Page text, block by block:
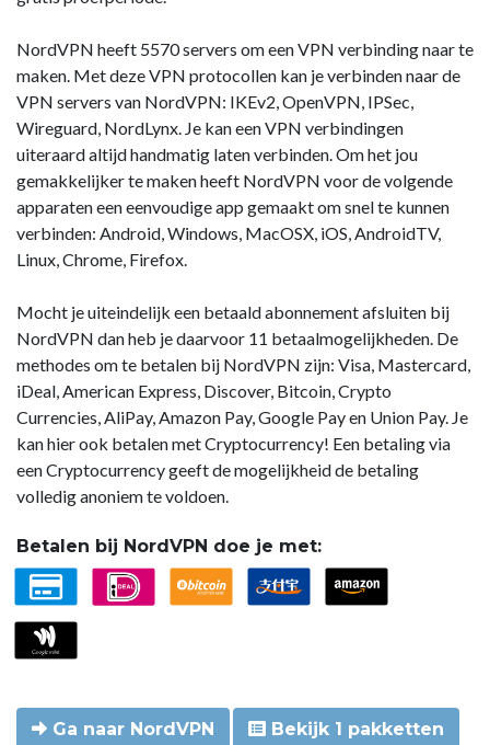
NordVPN heeft 5570 servers om een VPN verbinding naar te
maken. Met deze VPN protocollen kan je verbinden naar de
VPN servers van NordVPN: IKEv2, OpenVPN, IPSec,
Wireguard, NordLynx. Je kan een VPN verbindingen
uiteraard altijd handmatig laten verbinden. Om het jou
gemakkelijker te maken heeft NordVPN voor de volgende
apparaten een eenvoudige app gemaakt om snel te kunnen
verbinden: Android, Windows, MacOSX, iOS, AndroidTV,
Linux, Chrome, Firefox.
Mocht je uiteindelijk een betaald abonnement afsluiten bij
NordVPN dan heb je daarvoor 11 betaalmogelijkheden. De
methodes om te betalen bij NordVPN zijn: Visa, Mastercard,
iDeal, American Express, Discover, Bitcoin, Crypto
Currencies, AliPay, Amazon Pay, Google Pay en Union Pay. Je
kan hier ook betalen met Cryptocurrency! Een betaling via
een Cryptocurrency geeft de mogelijkheid de betaling
volledig anoniem te voldoen.
Betalen bij NordVPN doe je met:
Ga naar NordVPN Bekijk 1 pakketten